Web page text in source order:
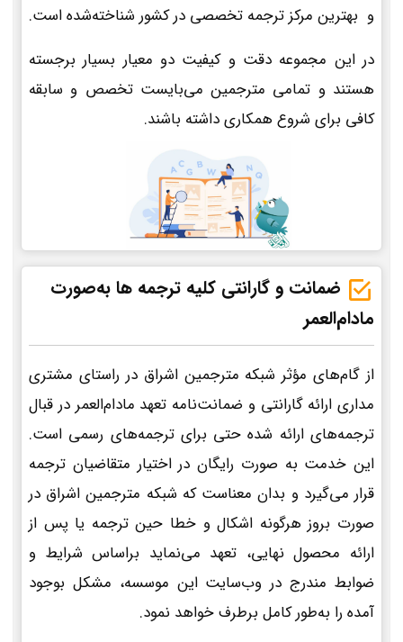
و بهترین مرکز ترجمه تخصصی در کشور شناخته‌شده است.
در این مجموعه دقت و کیفیت دو معیار بسیار برجسته
هستند و تمامی مترجمین می‌بایست تخصص و سابقه
کافی برای شروع همکاری داشته باشند.
ضمانت و گارانتی کلیه ترجمه ها به‌صورت
مادام‌العمر
از گام‌های مؤثر شبکه مترجمین اشراق در راستای مشتری
مداری ارائه گارانتی و ضمانت‌نامه تعهد مادام‌العمر در قبال
ترجمه‌های ارائه شده حتی برای ترجمه‌های رسمی است.
این خدمت به صورت رایگان در اختیار متقاضیان ترجمه
قرار می‌گیرد و بدان معناست که شبکه مترجمین اشراق در
صورت بروز هرگونه اشکال و خطا حین ترجمه یا پس از
ارائه محصول نهایی، تعهد می‌نماید براساس شرایط و
ضوابط مندرج در وب‌سایت این موسسه، مشکل بوجود
آمده را به‌طور کامل برطرف خواهد نمود.